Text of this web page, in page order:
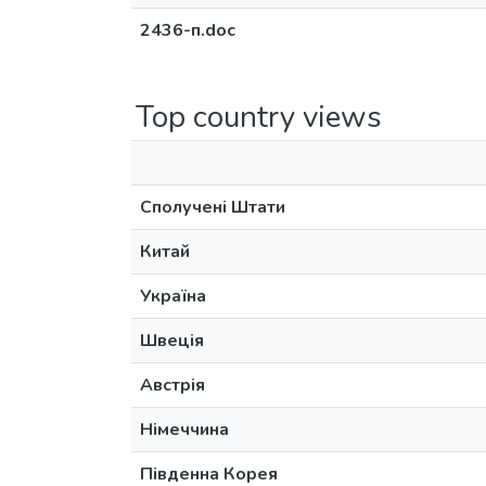
2436-п.doc
Top country views
Сполучені Штати
Китай
Україна
Швеція
Австрія
Німеччина
Південна Корея